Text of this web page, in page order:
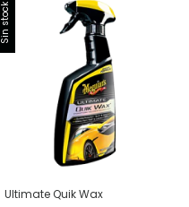
Sin stock
Ultimate Quik Wax